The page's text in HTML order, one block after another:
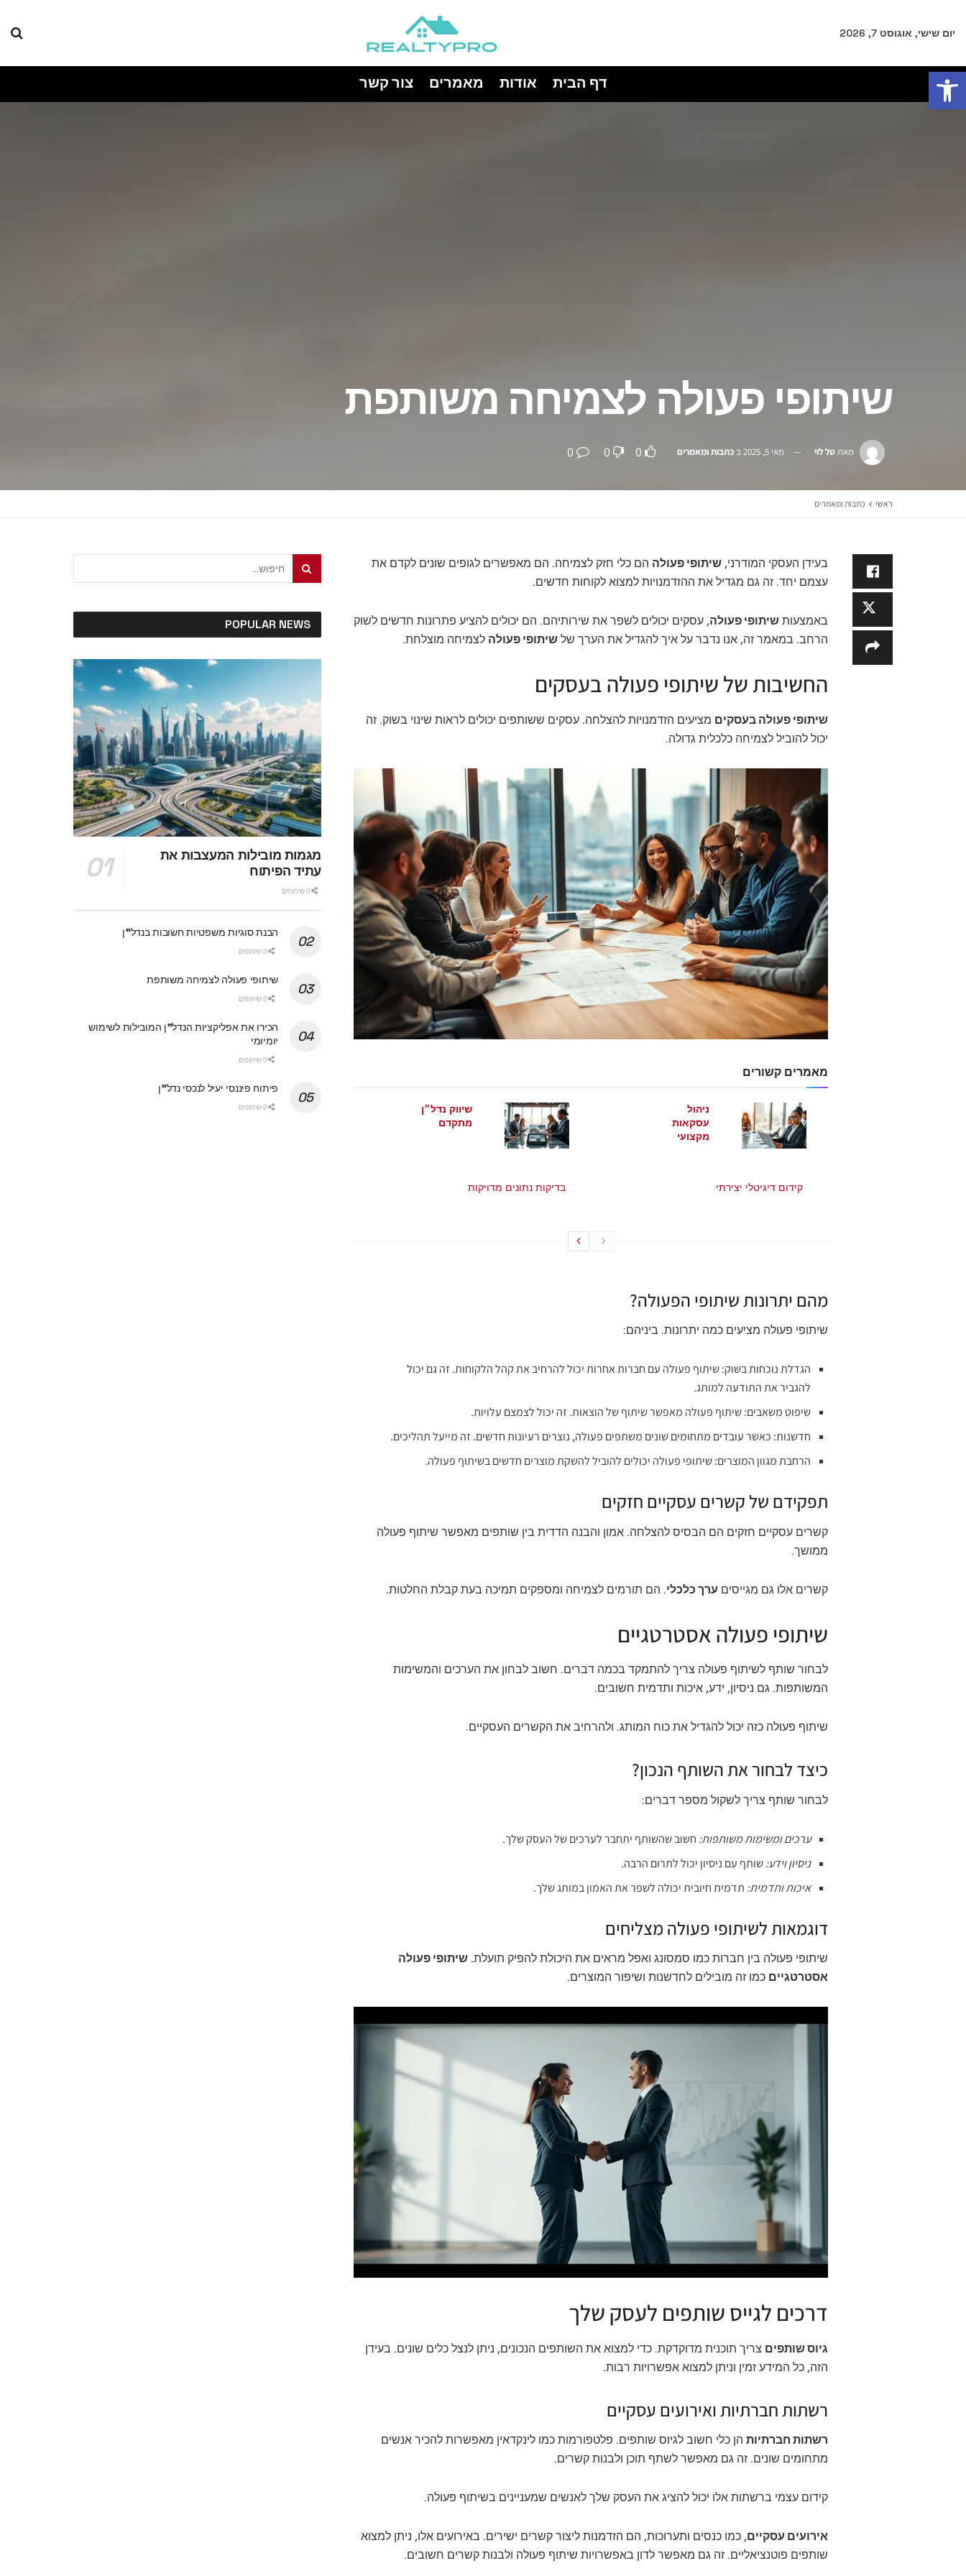
פתח סרגל נגישות
יום שישי, אוגוסט 7, 2026
דף הבית אודות מאמרים צור קשר
שיתופי פעולה לצמיחה משותפת
מאתטל לוי מאי 5, 2025 בכתבות ומאמרים 0
0
ראשי כתבות ומאמרים
בעידן העסקי המודרני, שיתופי פעולה הם כלי חזק לצמיחה. הם מאפשרים לגופים שונים לקדם את
עצמם יחד. זה גם מגדיל את ההזדמנויות למצוא לקוחות חדשים.
באמצעותשיתופי פעולה, עסקים יכולים לשפר את שירותיהם. הם יכולים להציע פתרונות חדשים לשוק
הרחב. במאמר זה, אנו נדבר על איך להגדיל את הערך שלשיתופי פעולה לצמיחה מוצלחת.
החשיבות של שיתופי פעולה בעסקים
שיתופי פעולה בעסקים מציעים הזדמנויות להצלחה. עסקים ששותפים יכולים לראות שינוי בשוק. זה
יכול להוביל לצמיחה כלכלית גדולה.
מאמרים קשורים
שיווק נדל״ן
מתקדם
ניהול
עסקאות
מקצועי
בדיקות נתונים מדויקות קידום דיגיטלי יצירתי
מהם יתרונות שיתופי הפעולה?
שיתופי פעולה מציעים כמה יתרונות. ביניהם:
הגדלת נוכחות בשוק: שיתוף פעולה עם חברות אחרות יכול להרחיב את קהל הלקוחות. זה גם יכול
להגביר את התודעה למותג.
שיפוט משאבים: שיתוף פעולה מאפשר שיתוף של הוצאות. זה יכול לצמצם עלויות.
חדשנות: כאשר עובדים מתחומים שונים משתפים פעולה, נוצרים רעיונות חדשים. זה מייעל תהליכים.
הרחבת מגוון המוצרים: שיתופי פעולה יכולים להוביל להשקת מוצרים חדשים בשיתוף פעולה.
תפקידם של קשרים עסקיים חזקים
קשרים עסקיים חזקים הם הבסיס להצלחה. אמון והבנה הדדית בין שותפים מאפשר שיתוף פעולה
ממושך.
קשרים אלו גם מגייסים ערך כלכלי. הם תורמים לצמיחה ומספקים תמיכה בעת קבלת החלטות.
שיתופי פעולה אסטרטגיים
לבחור שותף לשיתוף פעולה צריך להתמקד בכמה דברים. חשוב לבחון את הערכים והמשימות
המשותפות. גם ניסיון, ידע, איכות ותדמית חשובים.
שיתוף פעולה כזה יכול להגדיל את כוח המותג. ולהרחיב את הקשרים העסקיים.
כיצד לבחור את השותף הנכון?
לבחור שותף צריך לשקול מספר דברים:
ערכים ומשימות משותפות: חשוב שהשותף יתחבר לערכים של העסק שלך.
ניסיון וידע:שותף עם ניסיון יכול לתרום הרבה.
איכות ותדמית: תדמית חיובית יכולה לשפר את האמון במותג שלך.
דוגמאות לשיתופי פעולה מצליחים
שיתופי פעולה בין חברות כמו סמסונג ואפל מראים את היכולת להפיק תועלת. שיתופי פעולה
אסטרטגיים כמו זה מובילים לחדשנות ושיפור המוצרים.
דרכים לגייס שותפים לעסק שלך
גיוס שותפים צריך תוכנית מדוקדקת. כדי למצוא את השותפים הנכונים, ניתן לנצל כלים שונים. בעידן
הזה, כל המידע זמין וניתן למצוא אפשרויות רבות.
רשתות חברתיות ואירועים עסקיים
רשתות חברתיות הן כלי חשוב לגיוס שותפים. פלטפורמות כמו לינקדאין מאפשרות להכיר אנשים
מתחומים שונים. זה גם מאפשר לשתף תוכן ולבנות קשרים.
קידום עצמי ברשתות אלו יכול להציג את העסק שלך לאנשים שמעניינים בשיתוף פעולה.
אירועים עסקיים, כמו כנסים ותערוכות, הם הזדמנות ליצור קשרים ישירים. באירועים אלו, ניתן למצוא
שותפים פוטנציאליים. זה גם מאפשר לדון באפשרויות שיתוף פעולה ולבנות קשרים חשובים.
POPULAR NEWS
מגמות מובילות המעצבות את
עתיד הפיתוח
הבנת סוגיות משפטיות חשובות בנדל"ן
שיתופי פעולה לצמיחה משותפת
הכירו את אפליקציות הנדל"ן המובילות לשימוש
יומיומי
פיתוח פיננסי יעיל לנכסי נדל"ן